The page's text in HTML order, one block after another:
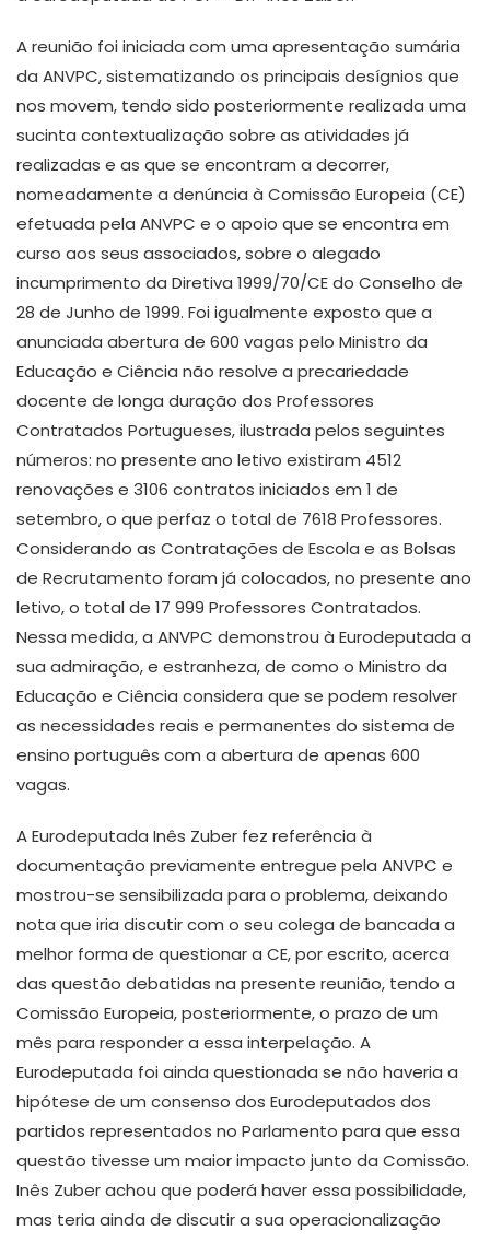
A reunião foi iniciada com uma apresentação sumária
da ANVPC, sistematizando os principais desígnios que
nos movem, tendo sido posteriormente realizada uma
sucinta contextualização sobre as atividades já
realizadas e as que se encontram a decorrer,
nomeadamente a denúncia à Comissão Europeia (CE)
efetuada pela ANVPC e o apoio que se encontra em
curso aos seus associados, sobre o alegado
incumprimento da Diretiva 1999/70/CE do Conselho de
28 de Junho de 1999. Foi igualmente exposto que a
anunciada abertura de 600 vagas pelo Ministro da
Educação e Ciência não resolve a precariedade
docente de longa duração dos Professores
Contratados Portugueses, ilustrada pelos seguintes
números: no presente ano letivo existiram 4512
renovações e 3106 contratos iniciados em 1 de
setembro, o que perfaz o total de 7618 Professores.
Considerando as Contratações de Escola e as Bolsas
de Recrutamento foram já colocados, no presente ano
letivo, o total de 17 999 Professores Contratados.
Nessa medida, a ANVPC demonstrou à Eurodeputada a
sua admiração, e estranheza, de como o Ministro da
Educação e Ciência considera que se podem resolver
as necessidades reais e permanentes do sistema de
ensino português com a abertura de apenas 600
vagas.
A Eurodeputada Inês Zuber fez referência à
documentação previamente entregue pela ANVPC e
mostrou-se sensibilizada para o problema, deixando
nota que iria discutir com o seu colega de bancada a
melhor forma de questionar a CE, por escrito, acerca
das questão debatidas na presente reunião, tendo a
Comissão Europeia, posteriormente, o prazo de um
mês para responder a essa interpelação. A
Eurodeputada foi ainda questionada se não haveria a
hipótese de um consenso dos Eurodeputados dos
partidos representados no Parlamento para que essa
questão tivesse um maior impacto junto da Comissão.
Inês Zuber achou que poderá haver essa possibilidade,
mas teria ainda de discutir a sua operacionalização